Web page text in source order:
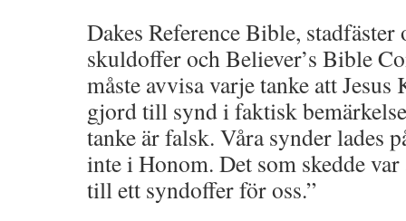
Dakes Reference Bible, stadfäster
skuldoffer och Believer’s Bible
måste avvisa varje tanke att
gjord till synd i faktisk
tanke är falsk. Våra synder lades
inte i Honom. Det som skedde
till ett syndoffer för oss.”